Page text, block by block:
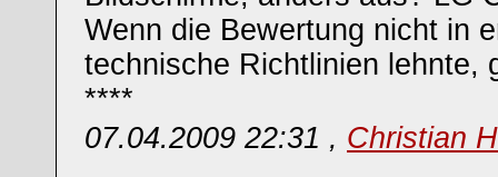
Wenn die Bewertung nicht in
technische Richtlinien lehnte,
****
07.04.2009 22:31 , Christian